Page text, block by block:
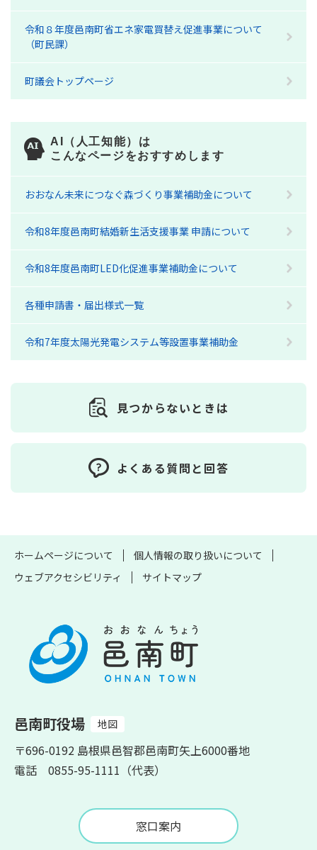
令和８年度邑南町省エネ家電買替え促進事業について
（町民課）
町議会トップページ
AI（人工知能）は
こんなページをおすすめします
おおなん未来につなぐ森づくり事業補助金について
令和8年度邑南町結婚新生活支援事業 申請について
令和8年度邑南町LED化促進事業補助金について
各種申請書・届出様式一覧
令和7年度太陽光発電システム等設置事業補助金
見つからないときは
よくある質問と回答
ホームページについて
個人情報の取り扱いについて
ウェブアクセシビリティ
サイトマップ
邑南町役場 地図
〒696-0192 島根県邑智郡邑南町矢上6000番地
電話 0855-95-1111（代表）
窓口案内